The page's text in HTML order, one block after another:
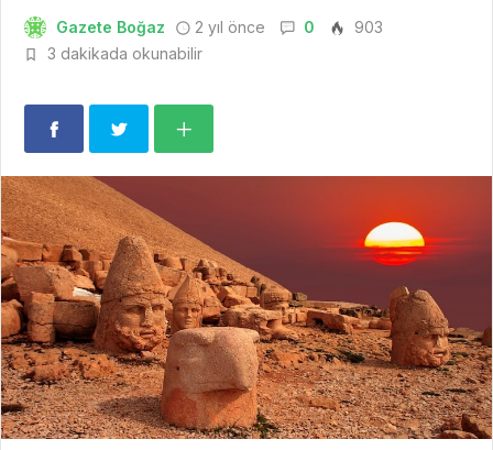
Gazete Boğaz 2 yıl önce 0
903
3 dakikada okunabilir